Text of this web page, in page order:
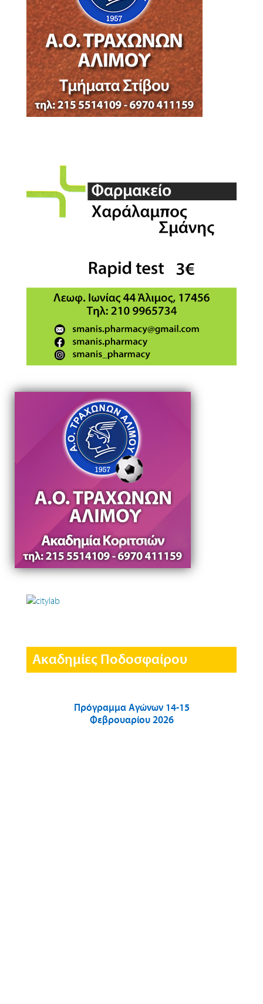
Ακαδημίες Ποδοσφαίρου
Πρόγραμμα Αγώνων 14-15
Φεβρουαρίου 2026